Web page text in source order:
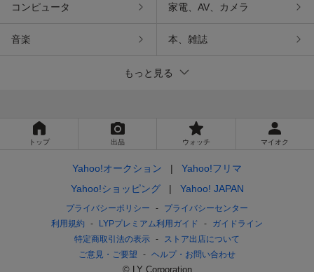
コンピュータ 家電、AV、カメラ
音楽 本、雑誌
もっと見る
トップ 出品 ウォッチ マイオク
Yahoo!オークション
Yahoo!フリマ
Yahoo!ショッピング
Yahoo! JAPAN
プライバシーポリシー
プライバシーセンター
利用規約
LYPプレミアム利用ガイド
ガイドライン
特定商取引法の表示
ストア出店について
ご意見・ご要望
ヘルプ・お問い合わせ
© LY Corporation